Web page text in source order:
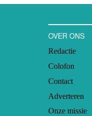
OVER ONS
Redactie
Colofon
Contact
Adverteren
Onze missie